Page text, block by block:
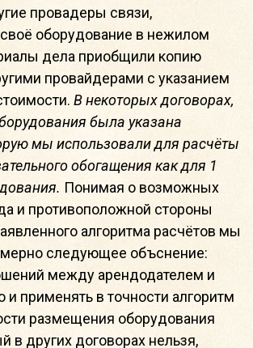
провадеры связи,
оборудование в нежилом
дела приобщили копию
провайдерами с указанием
В некоторых договорах,
была указана
мы использовали для расчёты
обогащения как для 1
Понимая о возможных
и противоположной стороны
алгоритма расчётов мы
следующее объснение:
между арендодателем и
и применять в точности алгоритм
размещения оборудования
в других договорах нельзя,